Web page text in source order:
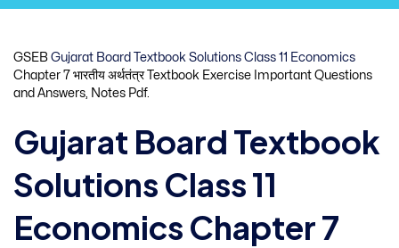
GSEB Gujarat Board Textbook Solutions Class 11 Economics
Chapter 7 भारतीय अर्थतंत्र Textbook Exercise Important Questions
and Answers, Notes Pdf.
Gujarat Board Textbook
Solutions Class 11
Economics Chapter 7